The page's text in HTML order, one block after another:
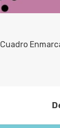
Cuadro